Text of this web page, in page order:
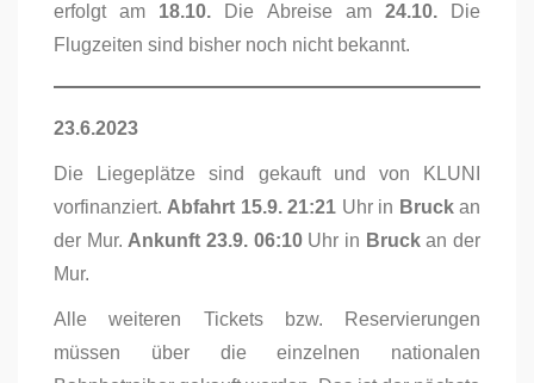
erfolgt am 18.10. Die Abreise am 24.10.Die
Flugzeiten sind bisher noch nicht bekannt.
23.6.2023
Die Liegeplätze sind gekauft und von KLUNI
vorfinanziert. Abfahrt 15.9. 21:21 Uhr in Bruckan
der Mur. Ankunft 23.9. 06:10Uhr in Bruckan der
Mur.
Alle weiteren Tickets bzw. Reservierungen
müssen über die einzelnen nationalen